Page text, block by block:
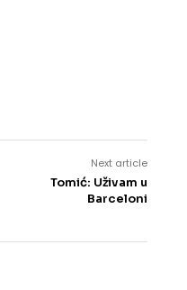
Next article
Tomić: Uživam u
Barceloni